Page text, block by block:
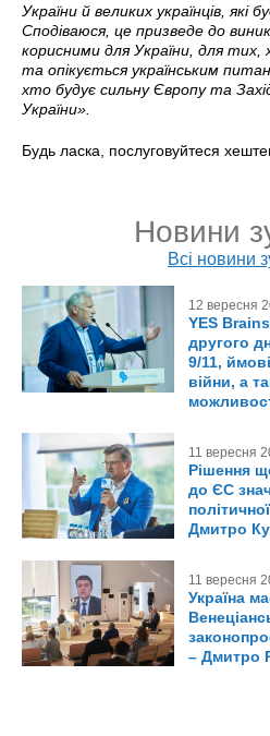
України й великих українців, які
Сподіваюся, це призведе до
корисними для України, для тих,
та опікується українським
хто будує сильну Європу та
України».
Будь ласка, послуговуйтеся
Новини
Всі новини
12 вересня
YES
другого
9/11,
війни, а
11 вересня
Рішення
до ЄС
Дмитро
11 вересня
Україна
– Дмитро